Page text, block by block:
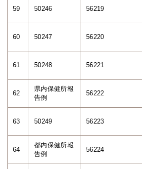
59 50246 56219
60 50247 56220
61 50248 56221
62
県内保健所報
告例
56222
63 50249 56223
64
都内保健所報
告例
56224